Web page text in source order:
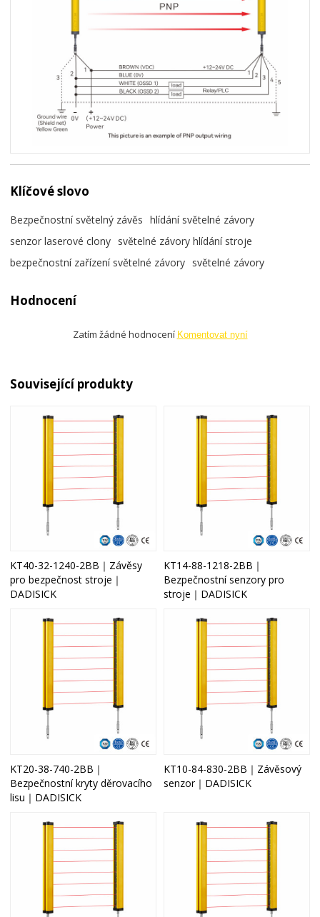
Klíčové slovo
Bezpečnostní světelný závěs
hlídání světelné závory
senzor laserové clony světelné závory hlídání stroje
bezpečnostní zařízení světelné závory světelné závory
Hodnocení
Zatím žádné hodnocení Komentovat nyní
Související produkty
KT40-32-1240-2BB｜Závěsy
pro bezpečnost stroje｜
DADISICK
KT14-88-1218-2BB｜
Bezpečnostní senzory pro
stroje｜DADISICK
KT20-38-740-2BB｜
Bezpečnostní kryty děrovacího
lisu｜DADISICK
KT10-84-830-2BB｜Závěsový
senzor｜DADISICK